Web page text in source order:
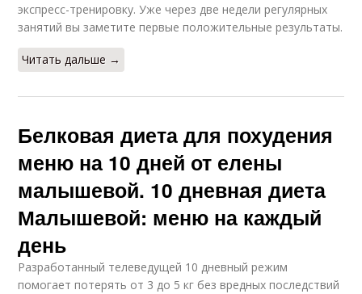
экспресс-тренировку. Уже через две недели регулярных
занятий вы заметите первые положительные результаты.
Читать дальше →
Белковая диета для похудения
меню на 10 дней от елены
малышевой. 10 дневная диета
Малышевой: меню на каждый
день
Разработанный телеведущей 10 дневный режим
помогает потерять от 3 до 5 кг без вредных последствий